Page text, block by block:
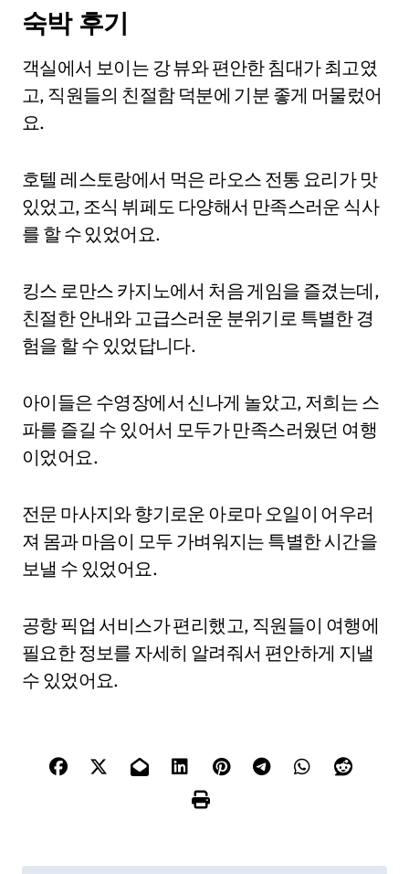
숙박 후기
객실에서 보이는 강 뷰와 편안한 침대가 최고였
고, 직원들의 친절함 덕분에 기분 좋게 머물렀어
요.
호텔 레스토랑에서 먹은 라오스 전통 요리가 맛
있었고, 조식 뷔페도 다양해서 만족스러운 식사
를 할 수 있었어요.
킹스 로만스 카지노에서 처음 게임을 즐겼는데,
친절한 안내와 고급스러운 분위기로 특별한 경
험을 할 수 있었답니다.
아이들은 수영장에서 신나게 놀았고, 저희는 스
파를 즐길 수 있어서 모두가 만족스러웠던 여행
이었어요.
전문 마사지와 향기로운 아로마 오일이 어우러
져 몸과 마음이 모두 가벼워지는 특별한 시간을
보낼 수 있었어요.
공항 픽업 서비스가 편리했고, 직원들이 여행에
필요한 정보를 자세히 알려줘서 편안하게 지낼
수 있었어요.